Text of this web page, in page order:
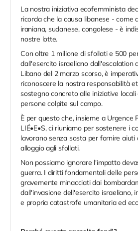
La nostra iniziativa ecofemminista
ricorda che la causa libanese - come
iraniana, sudanese, congolese - è
nostre lotte.
Con oltre 1 milione di sfollati e 500
dall'esercito israeliano dall'escalation
Libano del 2 marzo scorso, è
riconoscere la nostra responsabilità
sostegno concreto alle iniziative
persone colpite sul campo.
È per questo che, insieme a Urgence
LIÉ•E•S, ci riuniamo per sostenere i
lavorano senza sosta per fornire aiuti
alloggio agli sfollati.
Non possiamo ignorare l'impatto
guerra. I diritti fondamentali delle
gravemente minacciati dai
dall'invasione dell'esercito israeliano,
e propria catastrofe umanitaria ed